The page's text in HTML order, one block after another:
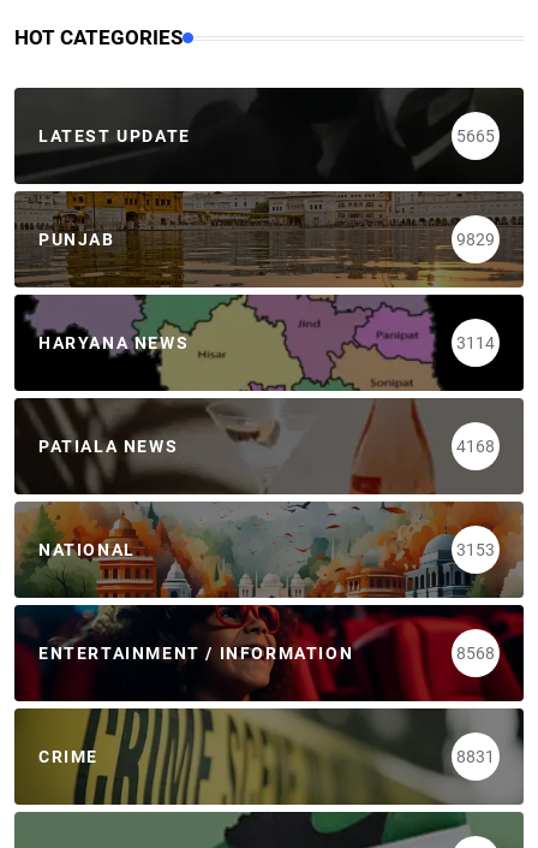
HOT CATEGORIES
LATEST UPDATE 5665
PUNJAB 9829
HARYANA NEWS 3114
PATIALA NEWS 4168
NATIONAL 3153
ENTERTAINMENT / INFORMATION 8568
CRIME 8831